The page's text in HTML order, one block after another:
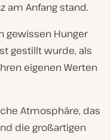
am Anfang stand.
gewissen Hunger
gestillt wurde, als
eigenen Werten
Atmosphäre, das
die großartigen